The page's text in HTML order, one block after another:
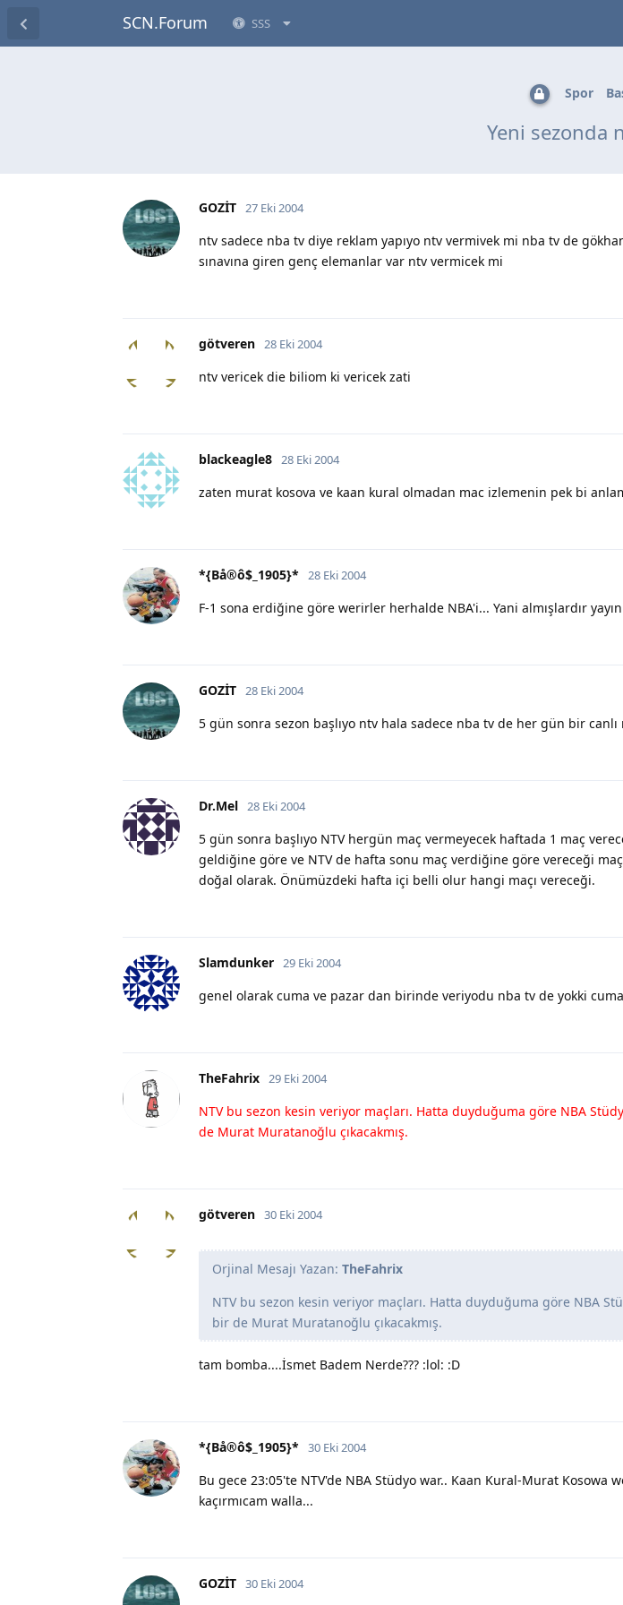
SCN.Forum SSS
Spor
Yeni sezonda
GOZİT 27 Eki 2004
ntv sadece nba tv diye reklam yapıyo ntv vermivek mi nba tv de
sınavına giren genç elemanlar var ntv vermicek mi
götveren 28 Eki 2004
ntv vericek die biliom ki vericek zati
blackeagle8 28 Eki 2004
zaten murat kosova ve kaan kural olmadan mac izlemenin pek bi
*{Bå®ô$_1905}* 28 Eki 2004
F-1 sona erdiğine göre werirler herhalde NBA'i... Yani almışlardır yayın
GOZİT 28 Eki 2004
5 gün sonra sezon başlıyo ntv hala sadece nba tv de her gün bir canlı
Dr.Mel 28 Eki 2004
5 gün sonra başlıyo NTV hergün maç vermeyecek haftada 1 maç
geldiğine göre ve NTV de hafta sonu maç verdiğine göre vereceği
doğal olarak. Önümüzdeki hafta içi belli olur hangi maçı vereceği.
Slamdunker 29 Eki 2004
genel olarak cuma ve pazar dan birinde veriyodu nba tv de yokki
TheFahrix 29 Eki 2004
NTV bu sezon kesin veriyor maçları. Hatta duyduğuma göre NBA
de Murat Muratanoğlu çıkacakmış.
götveren 30 Eki 2004
Orjinal Mesajı Yazan: TheFahrix
NTV bu sezon kesin veriyor maçları. Hatta duyduğuma göre NBA
bir de Murat Muratanoğlu çıkacakmış.
tam bomba....İsmet Badem Nerde??? :lol: :D
*{Bå®ô$_1905}* 30 Eki 2004
Bu gece 23:05'te NTV'de NBA Stüdyo war.. Kaan Kural-Murat Kosowa
kaçırmıcam walla...
GOZİT 30 Eki 2004